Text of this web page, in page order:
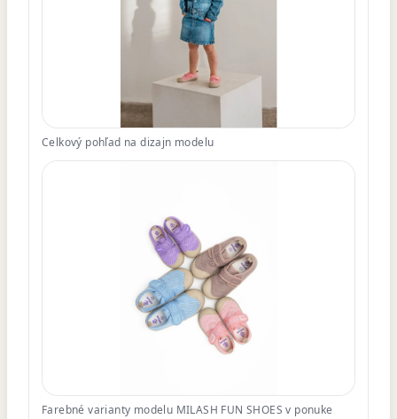
Celkový pohľad na dizajn modelu
Farebné varianty modelu MILASH FUN SHOES v ponuke